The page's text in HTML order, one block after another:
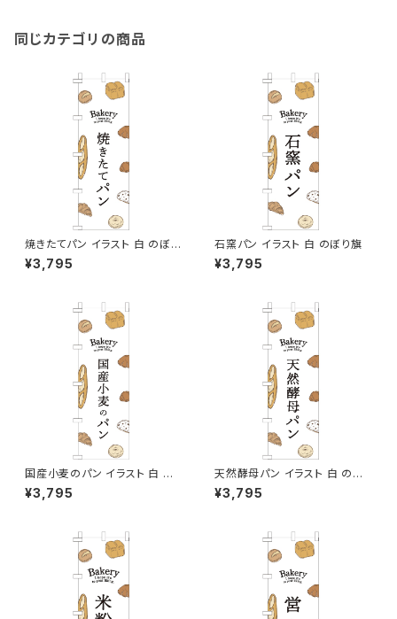
同じカテゴリの商品
焼きたてパン イラスト 白 のぼり
旗
¥3,795
石窯パン イラスト 白 のぼり旗
¥3,795
国産小麦のパン イラスト 白 の
ぼり旗
¥3,795
天然酵母パン イラスト 白 のぼ
り旗
¥3,795